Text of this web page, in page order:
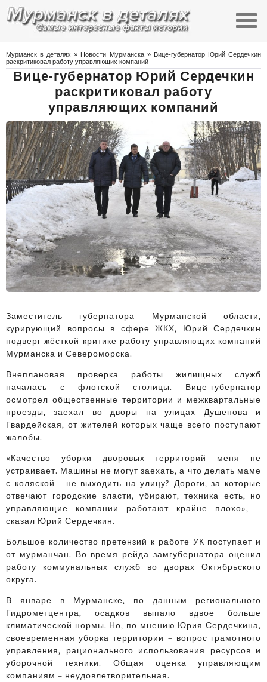
Мурманск в деталях » Новости Мурманска» Вице-губернатор Юрий Сердечкин
раскритиковал работу управляющих компаний
Вице-губернатор Юрий Сердечкин
раскритиковал работу
управляющих компаний
Заместитель губернатора Мурманской области,
курирующий вопросы в сфере ЖКХ, Юрий Сердечкин
подверг жёсткой критике работу управляющих компаний
Мурманска и Североморска.
Внеплановая проверка работы жилищных служб
началась с флотской столицы. Вице-губернатор
осмотрел общественные территории и межквартальные
проезды, заехал во дворы на улицах Душенова и
Гвардейская, от жителей которых чаще всего поступают
жалобы.
«Качество уборки дворовых территорий меня не
устраивает. Машины не могут заехать, а что делать маме
с коляской - не выходить на улицу? Дороги, за которые
отвечают городские власти, убирают, техника есть, но
управляющие компании работают крайне плохо», –
сказал Юрий Сердечкин.
Большое количество претензий к работе УК поступает и
от мурманчан. Во время рейда замгубернатора оценил
работу коммунальных служб во дворах Октябрьского
округа.
В январе в Мурманске, по данным регионального
Гидрометцентра, осадков выпало вдвое больше
климатической нормы. Но, по мнению Юрия Сердечкина,
своевременная уборка территории – вопрос грамотного
управления, рационального использования ресурсов и
уборочной техники. Общая оценка управляющим
компаниям – неудовлетворительная.